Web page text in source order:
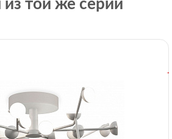
из той же серии